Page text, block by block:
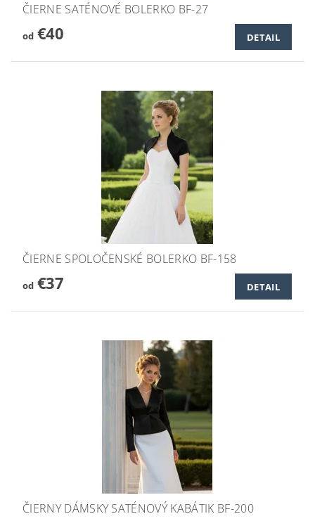
ČIERNE SATÉNOVÉ BOLERKO BF-27
od€40 DETAIL
ČIERNE SPOLOČENSKÉ BOLERKO BF-158
od€37 DETAIL
ČIERNY DÁMSKY SATÉNOVÝ KABÁTIK BF-200